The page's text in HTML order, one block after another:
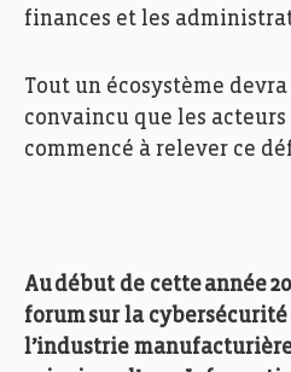
finances et les
Tout un écosystème
convaincu que les
commencé à relever ce
Au début de cette année
forum sur la
l’industrie